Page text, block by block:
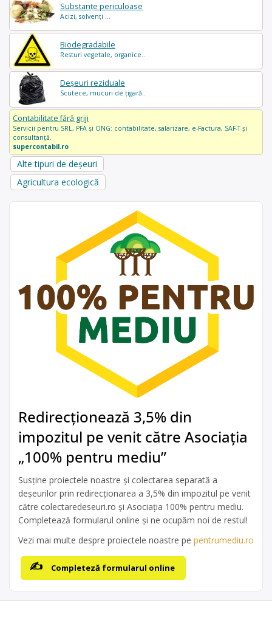
Substanțe periculoase
Acizi, solvenți ...
Biodegradabile
Resturi vegetale, organice..
Deșeuri reziduale
Scutece, mucuri de țigară..
Contabilitate fără griji
Servicii pentru SRL, PFA și ONG: contabilitate, salarizare, e-Factura, SAF-T și
consultanță.
supercontabil.ro
Alte tipuri de deșeuri
Agricultura ecologică
Redirecționează 3,5% din
impozitul pe venit către Asociația
„100% pentru mediu”
Susține proiectele noastre și colectarea separată a
deșeurilor prin redirecționarea a 3,5% din impozitul pe venit
către colectaredeseuri.ro și Asociația 100% pentru mediu.
Completează formularul online și ne ocupăm noi de restul!
Vezi mai multe despre proiectele noastre pe pentrumediu.ro
Completeză formularul online